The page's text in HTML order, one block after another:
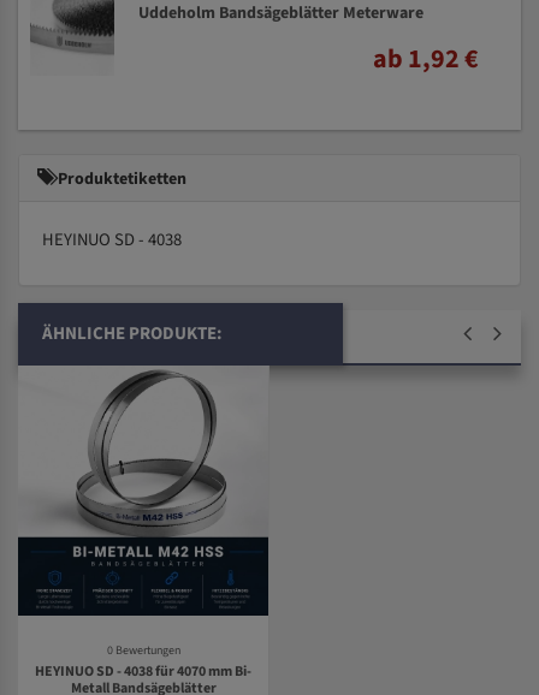
Uddeholm Bandsägeblätter Meterware
ab 1,92 €
Produktetiketten
HEYINUO SD - 4038
ÄHNLICHE PRODUKTE:
0 Bewertungen
HEYINUO SD - 4038 für 4070 mm Bi-
Metall Bandsägeblätter